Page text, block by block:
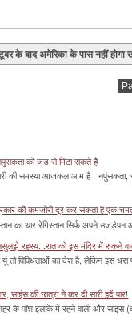
के बाद अमेरिका के पास नहीं होगा
को जड़ से मिटा सकते हैं
की समस्या आजकल आम है। नपुंसकता,
की कमजोरी दूर कर सकता है एक
का थार रेगिस्‍तान सिर्फ अपने उजड़ेपन
रहस्य...रात को इस मंदिर में रुकने
यूं तो विविधताओं का देश है, लेकिन इस
साइंस की छात्रा ने कर दी सारी हदें पार!
के पॉश इलाके में रहने वाली और साइंस